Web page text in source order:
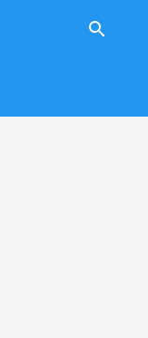
search